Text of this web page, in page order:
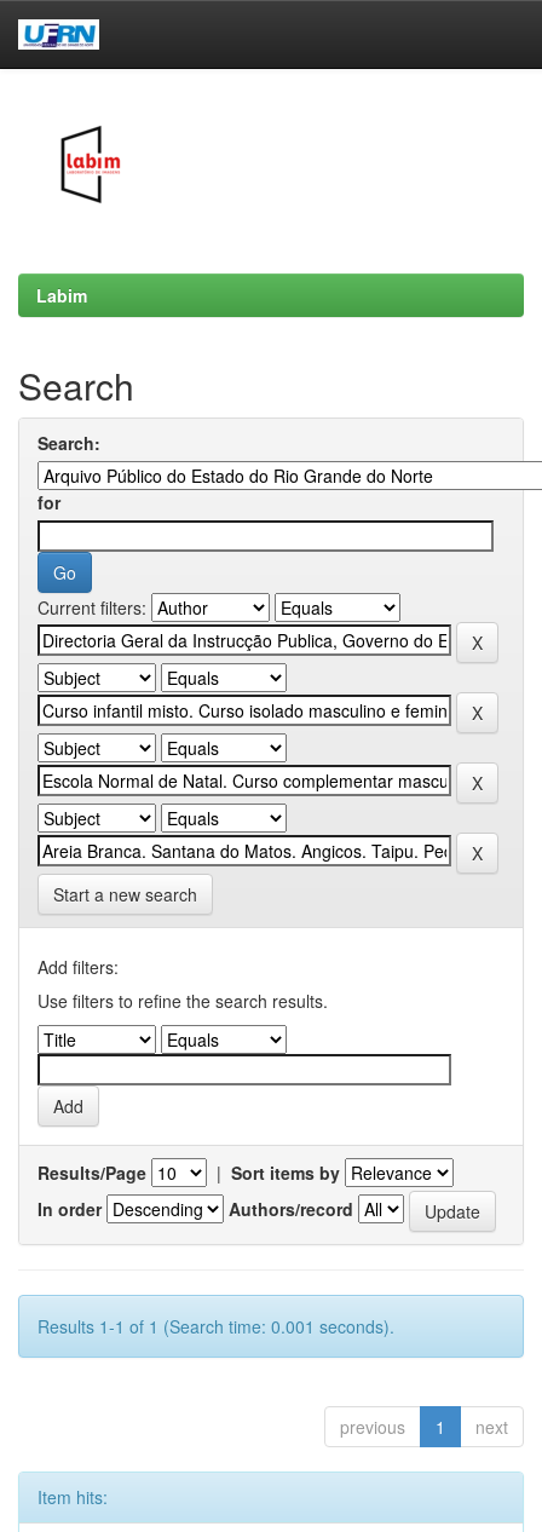
Labim
Search
Search:
for
Current filters:
Start a new search
Add filters:
Use filters to refine the search results.
Results/Page | Sort items by
In order
Authors/record
Results 1-1 of 1 (Search time: 0.001 seconds).
previous 1 next
Item hits: